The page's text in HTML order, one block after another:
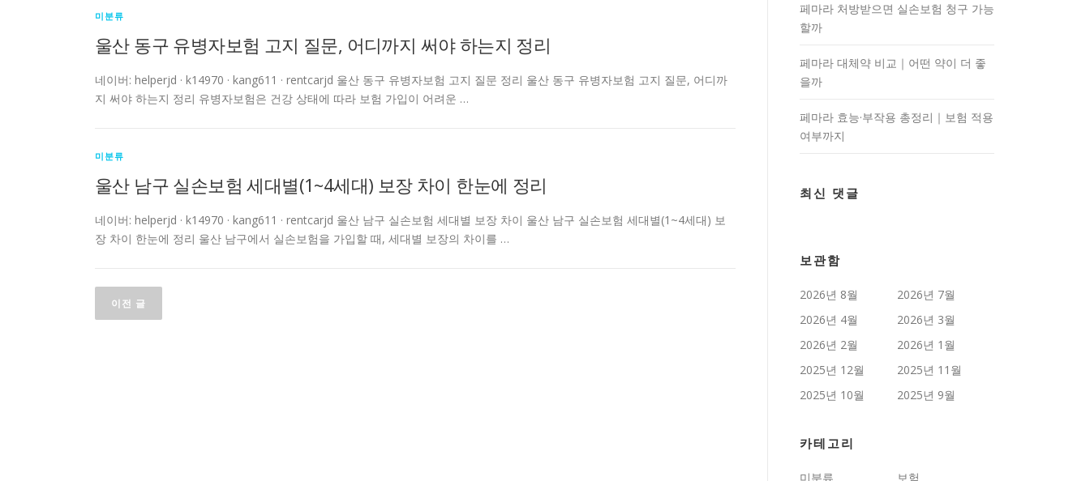
미분류
울산 동구 유병자보험 고지 질문, 어디까지 써야 하는지 정리
네이버: helperjd · k14970 · kang611 · rentcarjd 울산 동구 유병자보험 고지 질문 정리 울산 동구 유병자보험 고지 질문, 어디까
지 써야 하는지 정리 유병자보험은 건강 상태에 따라 보험 가입이 어려운 …
미분류
울산 남구 실손보험 세대별(1~4세대) 보장 차이 한눈에 정리
네이버: helperjd · k14970 · kang611 · rentcarjd 울산 남구 실손보험 세대별 보장 차이 울산 남구 실손보험 세대별(1~4세대) 보
장 차이 한눈에 정리 울산 남구에서 실손보험을 가입할 때, 세대별 보장의 차이를 …
글
탐이전 글
페마라 처방받으면 실손보험 청구 가능
할까
페마라 대체약 비교｜어떤 약이 더 좋
을까
페마라 효능·부작용 총정리｜보험 적용
여부까지
최신 댓글
보관함
2026년 8월
2026년 7월
2026년 4월
2026년 3월
2026년 2월
2026년 1월
2025년 12월
2025년 11월
2025년 10월
2025년 9월
카테고리
미분류 보험